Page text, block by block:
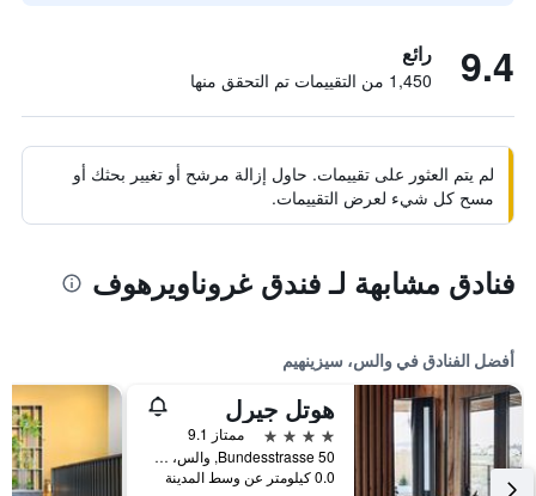
9.4 رائع
1,450 من التقييمات تم التحقق منها
لم يتم العثور على تقييمات. حاول إزالة مرشح أو تغيير بحثك أو
مسح كل شيء لعرض التقييمات.
فنادق مشابهة لـ فندق غروناويرهوف
أفضل الفنادق في والس، سيزينهيم
هوتل جيرل
4 نجوم
ممتاز 9.1
Bundesstrasse 50, والس، سيزينهيم, ولاية سالزبورغ, النمسا
0.0 كيلومتر عن وسط المدينة